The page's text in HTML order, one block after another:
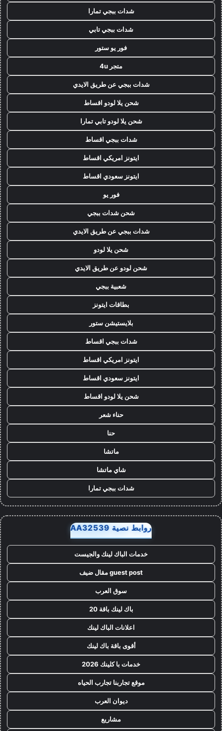
شدات ببجي تمارا
شدات ببجي تابي
فور يو ستور
متجر 4u
شدات ببجي عن طريق الايدي
شحن يلا لودو اقساط
شحن يلا لودو تابي تمارا
شدات ببجي اقساط
ايتونز امريكي اقساط
ايتونز سعودي اقساط
فور يو
شحن شدات ببجي
شدات ببجي عن طريق الايدي
شحن يلا لودو
شحن لودو عن طريق الايدي
شعبية ببجي
بطاقات ايتونز
بلايستيشن ستور
شدات ببجي اقساط
ايتونز امريكي اقساط
ايتونز سعودي اقساط
شحن يلا لودو اقساط
حناء شعر
حنا
ماتشا
شاي ماتشا
شدات ببجي تمارا
روابط نصية AA32539
خدمات الباك لينك والجيست
guest post مقال ضيف
سوق العرب
باك لينك باقة 20
اعلانات الباك لينك
أقوى باقة باك لينك
خدمات با كلينك 2026
موقع تجاربنا تجارب الحياه
ديوان العرب
مشاريع